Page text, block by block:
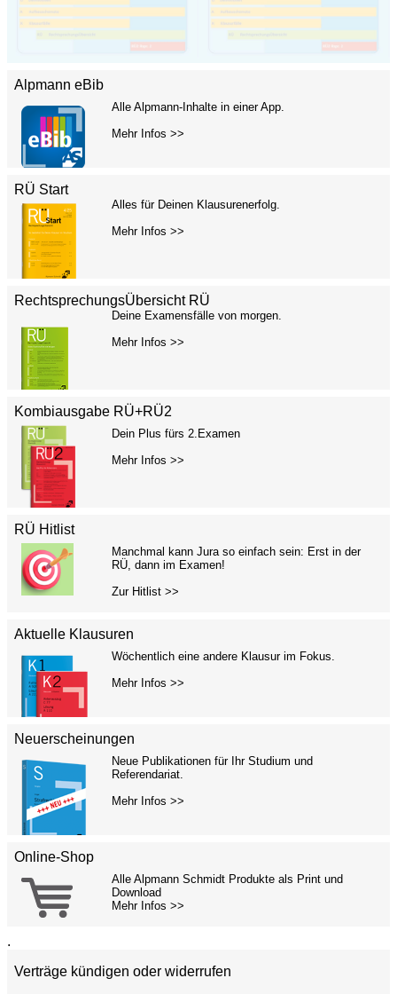
Alpmann eBib
Alle Alpmann-Inhalte in einer App.
Mehr Infos >>
RÜ Start
Alles für Deinen Klausurenerfolg.
Mehr Infos >>
RechtsprechungsÜbersicht RÜ
Deine Examensfälle von morgen.
Mehr Infos >>
Kombiausgabe RÜ+RÜ2
Dein Plus fürs 2.Examen
Mehr Infos >>
RÜ Hitlist
Manchmal kann Jura so einfach sein: Erst in der
RÜ, dann im Examen!
Zur Hitlist >>
Aktuelle Klausuren
Wöchentlich eine andere Klausur im Fokus.
Mehr Infos >>
Neuerscheinungen
Neue Publikationen für Ihr Studium und
Referendariat.
Mehr Infos >>
Online-Shop
Alle Alpmann Schmidt Produkte als Print und
Download
Mehr Infos >>
.
Verträge kündigen oder widerrufen